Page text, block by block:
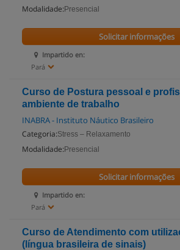
Modalidade: Presencial
Impartido en:
Pará
Solicitar informações
Curso de Postura pessoal e
ambiente de trabalho
INABRA - Instituto Náutico Brasileiro
Categoria:Stress – Relaxamento
Modalidade: Presencial
Impartido en:
Pará
Solicitar informações
Curso de Atendimento com
(língua brasileira de sinais)